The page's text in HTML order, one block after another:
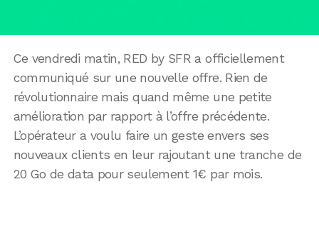
Ce vendredi matin, RED by SFR a officiellement
communiqué sur une nouvelle offre. Rien de
révolutionnaire mais quand même une petite
amélioration par rapport à l’offre précédente.
L’opérateur a voulu faire un geste envers ses
nouveaux clients en leur rajoutant une tranche de
20 Go de data pour seulement 1€ par mois.